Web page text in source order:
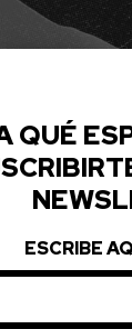
QUÉ
ESCRIBE